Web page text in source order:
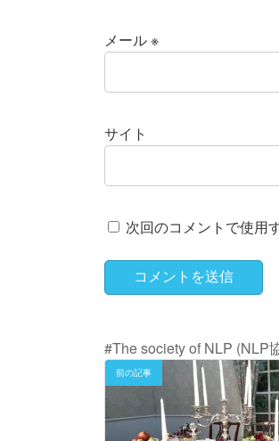
メール※
サイト
次回のコメントで使用
#The society of NLP
前の記事